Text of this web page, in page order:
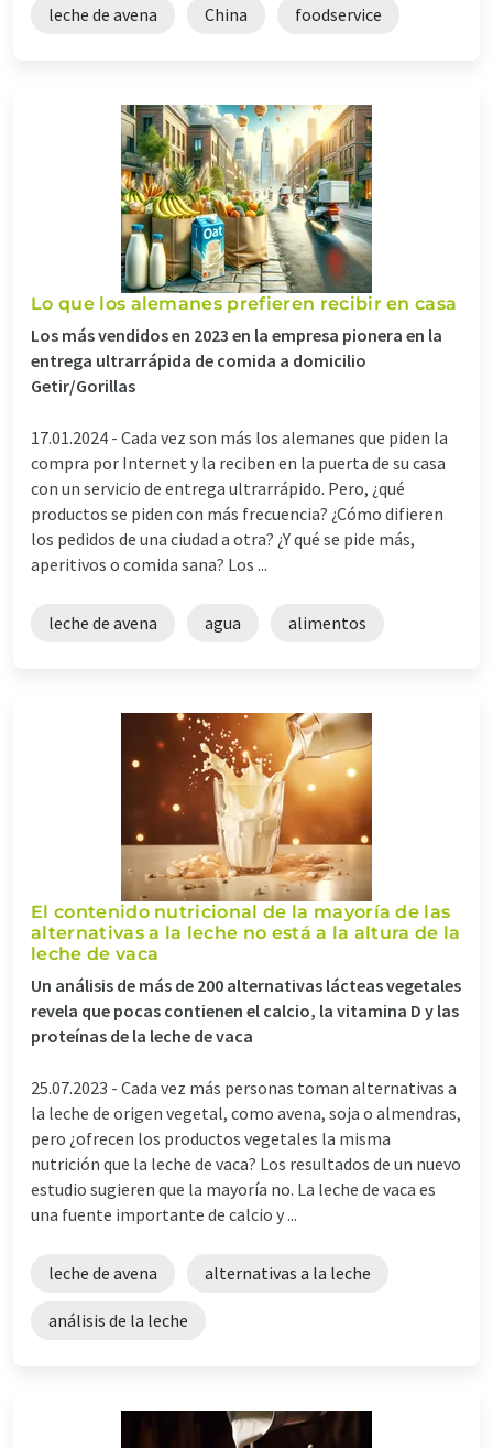
leche de avena China foodservice
Lo que los alemanes prefieren recibir en casa
Los más vendidos en 2023 en la empresa pionera en la
entrega ultrarrápida de comida a domicilio
Getir/Gorillas
17.01.2024 - Cada vez son más los alemanes que piden la
compra por Internet y la reciben en la puerta de su casa
con un servicio de entrega ultrarrápido. Pero, ¿qué
productos se piden con más frecuencia? ¿Cómo difieren
los pedidos de una ciudad a otra? ¿Y qué se pide más,
aperitivos o comida sana? Los ...
leche de avena agua alimentos
El contenido nutricional de la mayoría de las
alternativas a la leche no está a la altura de la
leche de vaca
Un análisis de más de 200 alternativas lácteas vegetales
revela que pocas contienen el calcio, la vitamina D y las
proteínas de la leche de vaca
25.07.2023 - Cada vez más personas toman alternativas a
la leche de origen vegetal, como avena, soja o almendras,
pero ¿ofrecen los productos vegetales la misma
nutrición que la leche de vaca? Los resultados de un nuevo
estudio sugieren que la mayoría no. La leche de vaca es
una fuente importante de calcio y ...
leche de avena alternativas a la leche
análisis de la leche